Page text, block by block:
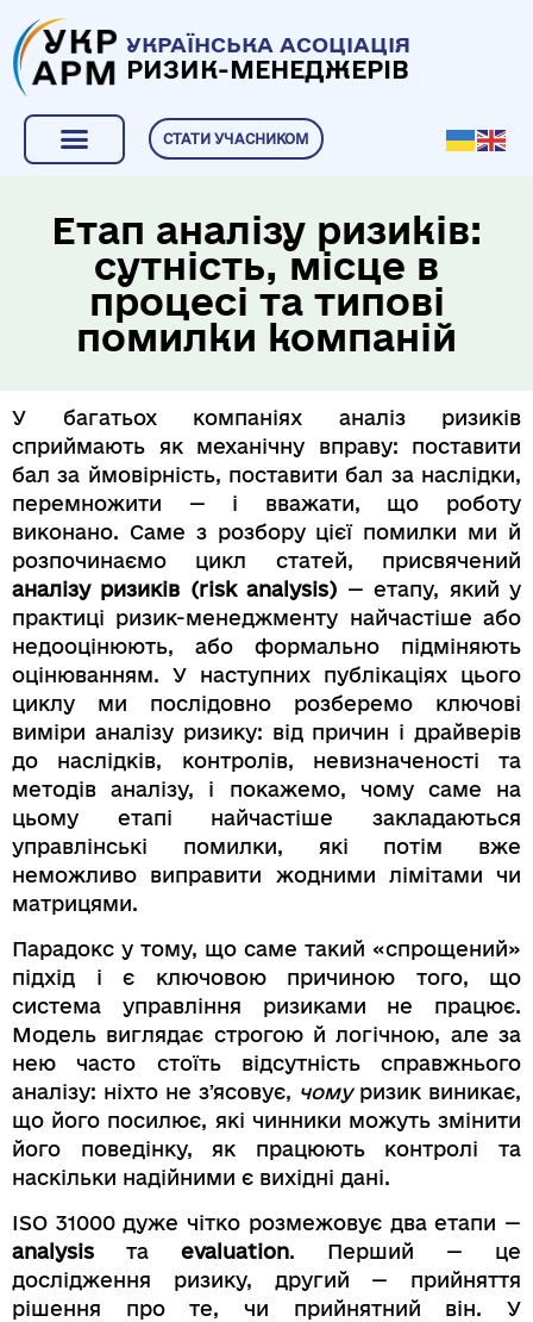
УКРАЇНСЬКА АСОЦІАЦІЯ
РИЗИК-МЕНЕДЖЕРІВ
СТАТИ УЧАСНИКОМ
Етап аналізу ризиків:
сутність, місце в
процесі та типові
помилки компаній
У багатьох компаніях аналіз ризиків
сприймають як механічну вправу: поставити
бал за ймовірність, поставити бал за наслідки,
перемножити — і вважати, що роботу
виконано. Саме з розбору цієї помилки ми й
розпочинаємо цикл статей, присвячений
аналізу ризиків (risk analysis) — етапу, який у
практиці ризик-менеджменту найчастіше або
недооцінюють, або формально підміняють
оцінюванням. У наступних публікаціях цього
циклу ми послідовно розберемо ключові
виміри аналізу ризику: від причин і драйверів
до наслідків, контролів, невизначеності та
методів аналізу, і покажемо, чому саме на
цьому етапі найчастіше закладаються
управлінські помилки, які потім вже
неможливо виправити жодними лімітами чи
матрицями.
Парадокс у тому, що саме такий «спрощений»
підхід і є ключовою причиною того, що
система управління ризиками не працює.
Модель виглядає строгою й логічною, але за
нею часто стоїть відсутність справжнього
аналізу: ніхто не зʼясовує, чомуризик виникає,
що його посилює, які чинники можуть змінити
його поведінку, як працюють контролі та
наскільки надійними є вихідні дані.
ISO 31000 дуже чітко розмежовує два етапи —
analysis та evaluation. Перший — це
дослідження ризику, другий — прийняття
рішення про те, чи прийнятний він. У